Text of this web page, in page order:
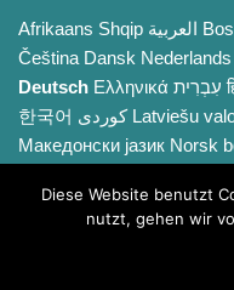
Afrikaans Shqip العربية
Čeština‎ Dansk Nederlands
Deutsch Ελληνικά עִבְרִית
한국어
Latviešu
Македонски јазик Norsk
Español Kiswahili Svenska
Diese Website benutzt
nutzt, gehen wir